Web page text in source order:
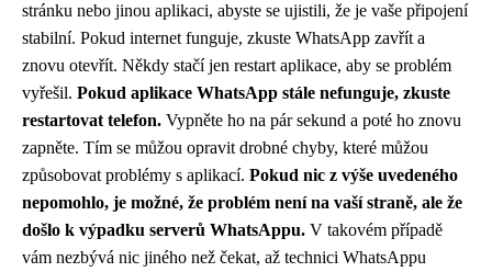
stránku nebo jinou aplikaci, abyste se ujistili, že je vaše připojení
stabilní. Pokud internet funguje, zkuste WhatsApp zavřít a
znovu otevřít. Někdy stačí jen restart aplikace, aby se problém
vyřešil. Pokud aplikace WhatsApp stále nefunguje, zkuste
restartovat telefon. Vypněte ho na pár sekund a poté ho znovu
zapněte. Tím se můžou opravit drobné chyby, které můžou
způsobovat problémy s aplikací. Pokud nic z výše uvedeného
nepomohlo, je možné, že problém není na vaší straně, ale že
došlo k výpadku serverů WhatsAppu. V takovém případě
vám nezbývá nic jiného než čekat, až technici WhatsAppu